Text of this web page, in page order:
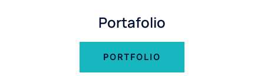
Portafolio
PORTFOLIO